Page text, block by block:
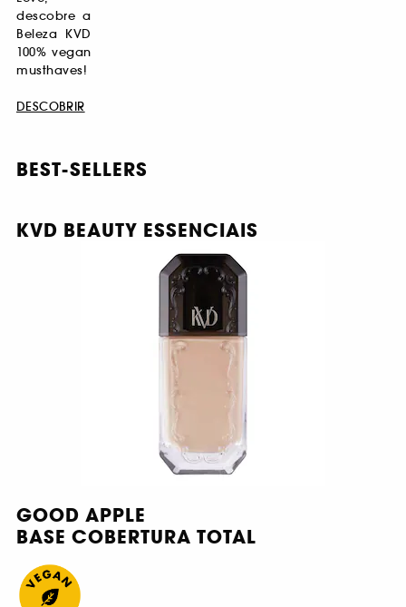
descobre a
Beleza KVD
100% vegan
musthaves!
DESCOBRIR
BEST-SELLERS
KVD BEAUTY ESSENCIAIS
GOOD APPLE
BASE COBERTURA TOTAL